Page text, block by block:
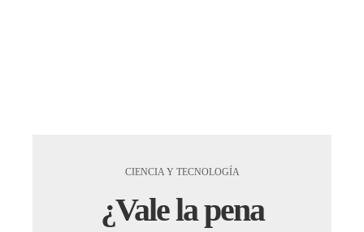
CIENCIA Y TECNOLOGÍA
¿Vale la pena